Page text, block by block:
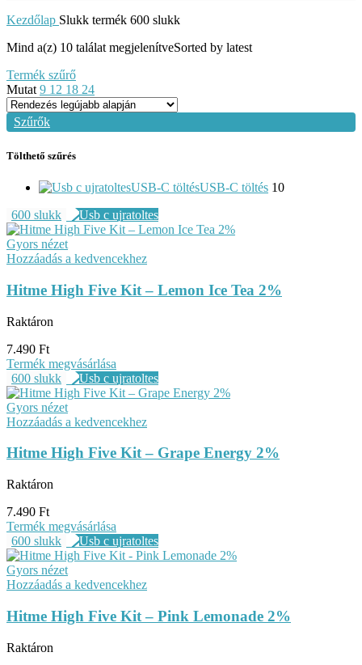
Kezdőlap Slukk termék 600 slukk
Mind a(z) 10 találat megjelenítveSorted by latest
Termék szűrő
Mutat 9 12 18 24
Szűrők
Tölthető szűrés
USB-C töltésUSB-C töltés 10
600 slukk
Gyors nézet
Hozzáadás a kedvencekhez
Hitme High Five Kit – Lemon Ice Tea 2%
Raktáron
7.490 Ft
Termék megvásárlása
600 slukk
Gyors nézet
Hozzáadás a kedvencekhez
Hitme High Five Kit – Grape Energy 2%
Raktáron
7.490 Ft
Termék megvásárlása
600 slukk
Gyors nézet
Hozzáadás a kedvencekhez
Hitme High Five Kit – Pink Lemonade 2%
Raktáron